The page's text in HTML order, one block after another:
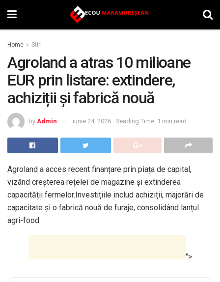
Home Stiri
Agroland a atras 10 milioane
EUR prin listare: extindere,
achiziții și fabrică nouă
by Admin iunie 24, 2026 Reading Time: 1 min read
Agroland a acces recent finanțare prin piața de capital,
vizând creșterea rețelei de magazine și extinderea
capacității fermelor.Investițiile includ achiziții, majorări de
capacitate și o fabrică nouă de furaje, consolidând lanțul
agri-food.
">